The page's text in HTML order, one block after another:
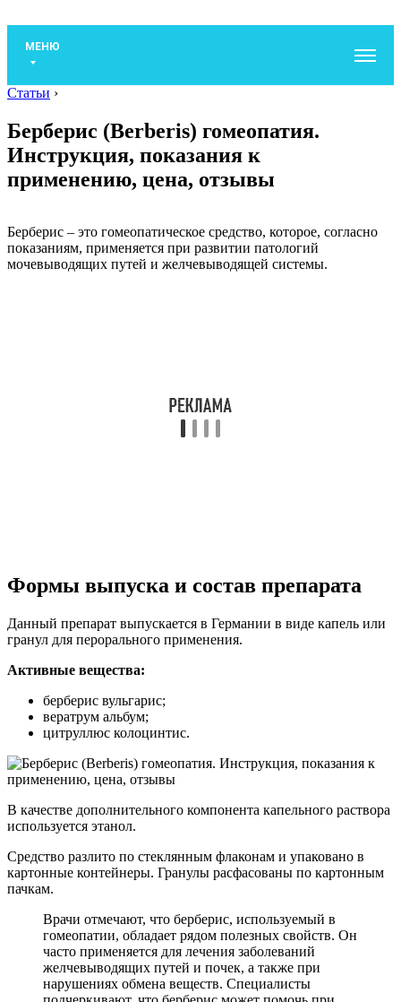
МЕНЮ
Статьи ›
Берберис (Berberis) гомеопатия.
Инструкция, показания к
применению, цена, отзывы
Берберис – это гомеопатическое средство, которое, согласно
показаниям, применяется при развитии патологий
мочевыводящих путей и желчевыводящей системы.
Формы выпуска и состав препарата
Данный препарат выпускается в Германии в виде капель или
гранул для перорального применения.
Активные вещества:
берберис вульгарис;
вератрум альбум;
цитруллюс колоцинтис.
В качестве дополнительного компонента капельного раствора
используется этанол.
Средство разлито по стеклянным флаконам и упаковано в
картонные контейнеры. Гранулы расфасованы по картонным
пачкам.
Врачи отмечают, что берберис, используемый в
гомеопатии, обладает рядом полезных свойств. Он
часто применяется для лечения заболеваний
желчевыводящих путей и почек, а также при
нарушениях обмена веществ. Специалисты